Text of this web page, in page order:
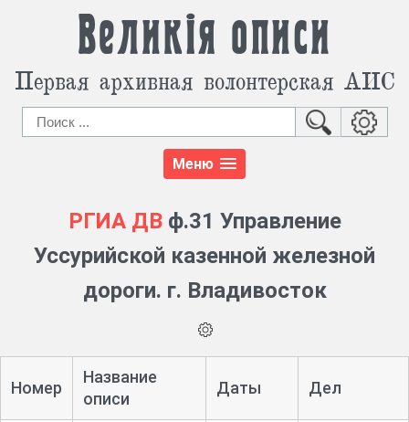
Великія описи
Первая архивная волонтерская АИС
Меню
РГИА ДВф.31 Управление
Уссурийской казенной железной
дороги. г. Владивосток
Номер
Название
описи
Даты Дел